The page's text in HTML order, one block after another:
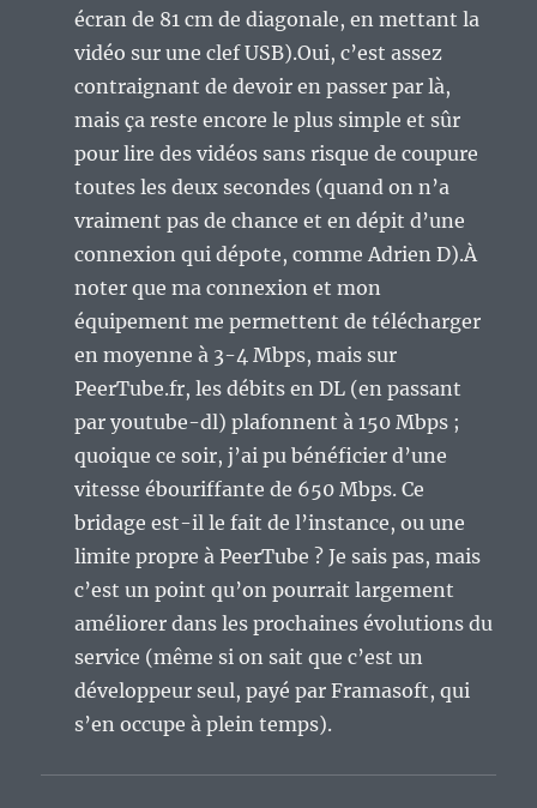
écran de 81 cm de diagonale, en mettant la
vidéo sur une clef USB).Oui, c’est assez
contraignant de devoir en passer par là,
mais ça reste encore le plus simple et sûr
pour lire des vidéos sans risque de coupure
toutes les deux secondes (quand on n’a
vraiment pas de chance et en dépit d’une
connexion qui dépote, comme Adrien D).À
noter que ma connexion et mon
équipement me permettent de télécharger
en moyenne à 3-4 Mbps, mais sur
PeerTube.fr, les débits en DL (en passant
par youtube-dl) plafonnent à 150 Mbps ;
quoique ce soir, j’ai pu bénéficier d’une
vitesse ébouriffante de 650 Mbps. Ce
bridage est-il le fait de l’instance, ou une
limite propre à PeerTube ? Je sais pas, mais
c’est un point qu’on pourrait largement
améliorer dans les prochaines évolutions du
service (même si on sait que c’est un
développeur seul, payé par Framasoft, qui
s’en occupe à plein temps).